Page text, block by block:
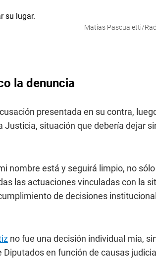
Matías Pascualetti/
la denuncia
presentada en su contra,
situación que debería dejar
nombre está y seguirá limpio, no sólo
las actuaciones vinculadas con la
de decisiones
no fue una decisión individual mía,
en función de causas